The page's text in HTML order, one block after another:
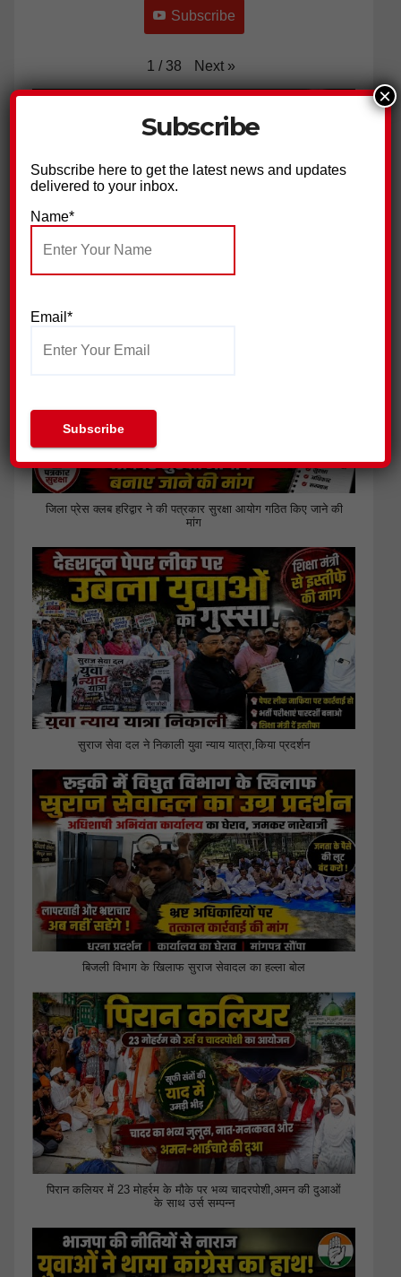
Subscribe
1 / 38 Next »
जिला प्रेस क्लब हरिद्वार ने की पत्रकार सुरक्षा आयोग गठित किए जाने की
मांग
सुराज सेवा दल ने निकाली युवा न्याय यात्रा,किया प्रदर्शन
बिजली विभाग के खिलाफ सुराज सेवादल का हल्ला बोल
पिरान कलियर में 23 मोहर्रम के मौके पर भव्य चादरपोशी,अमन की दुआओं
के साथ उर्स सम्पन्न
Subscribe
Subscribe here to get the latest news and updates
delivered to your inbox.
Name*
Email*
×